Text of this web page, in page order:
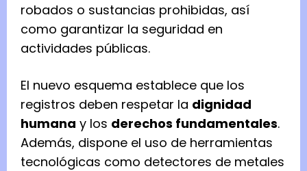
robados o sustancias prohibidas, así
como garantizar la seguridad en
actividades públicas.
El nuevo esquema establece que los
registros deben respetar la dignidad
humana y los derechos fundamentales.
Además, dispone el uso de herramientas
tecnológicas como detectores de metales